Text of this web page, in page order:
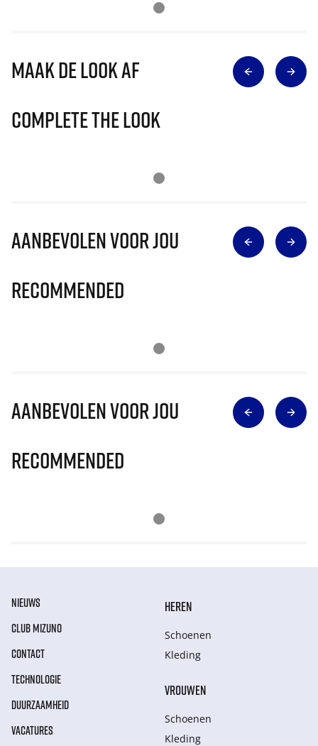
Maak de look af
Complete The Look
Aanbevolen voor jou
Recommended
Aanbevolen voor jou
Recommended
NIEUWS
CLUB MIZUNO
CONTACT
TECHNOLOGIE
DUURZAAMHEID
VACATURES
HEREN
Schoenen
Kleding
VROUWEN
Schoenen
Kleding